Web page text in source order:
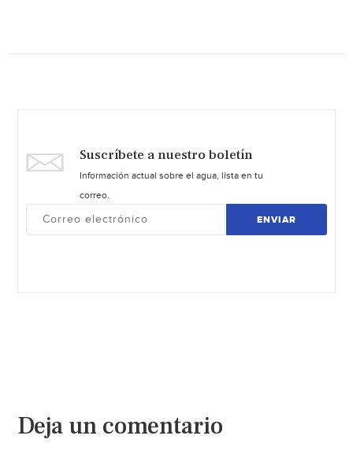
Suscríbete a nuestro boletín
Información actual sobre el agua, lista en tu
correo.
ENVIAR
Deja un comentario